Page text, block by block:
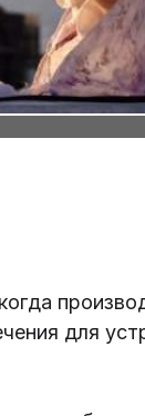
для